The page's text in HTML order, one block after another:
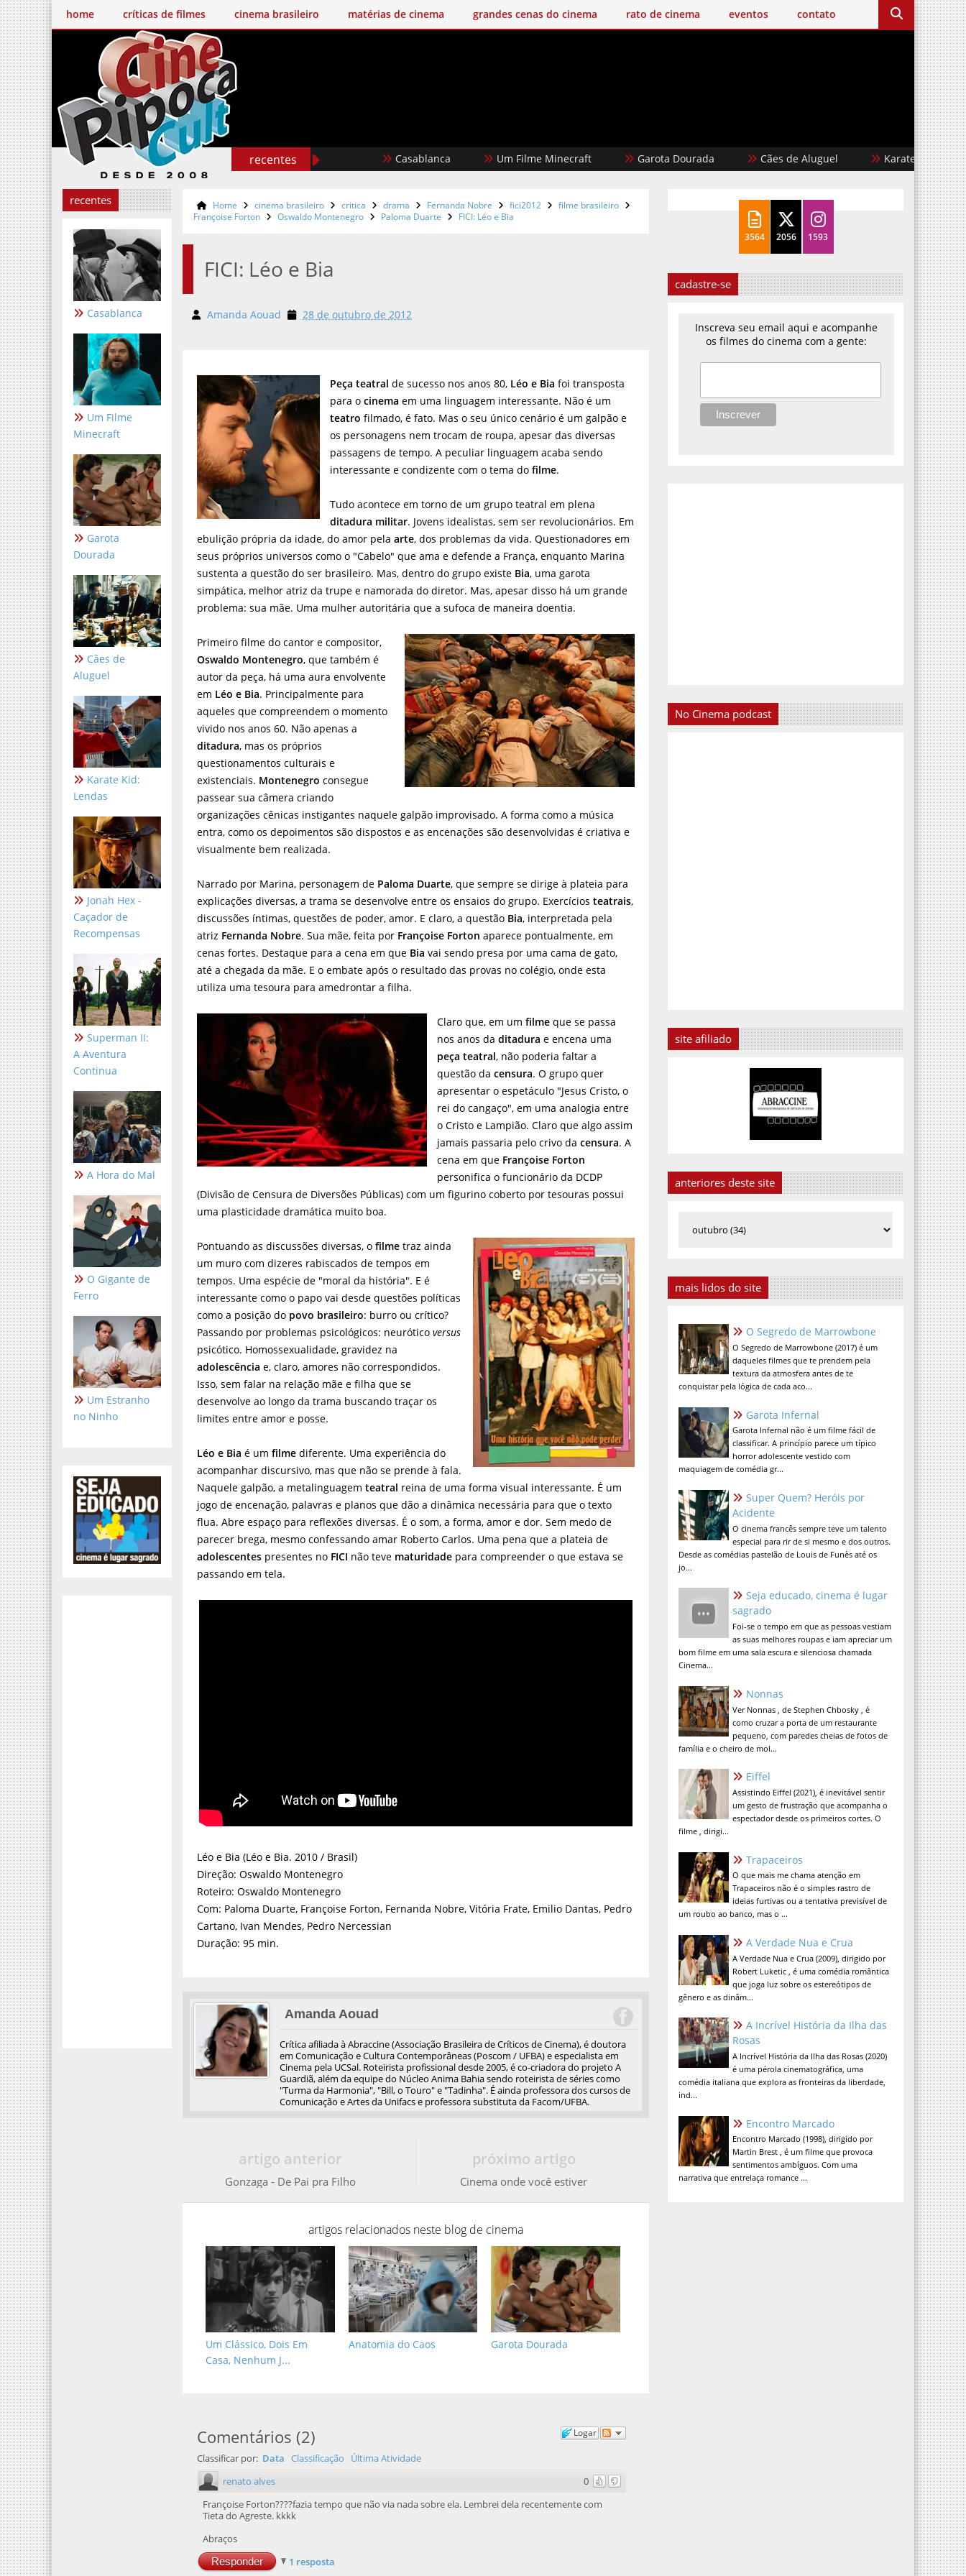
home críticas de filmes cinema brasileiro matérias de cinema grandes cenas do cinema rato de cinema eventos contato
recentes Casablanca Um Filme Minecraft Garota Dourada Cães de Aluguel Karate Kid: Lendas
recentes
Casablanca
Um Filme
Minecraft
Garota
Dourada
Cães de
Aluguel
Karate Kid:
Lendas
Jonah Hex -
Caçador de
Recompensas
Superman II:
A Aventura
Continua
A Hora do Mal
O Gigante de
Ferro
Um Estranho
no Ninho
Home cinema brasileiro critica drama Fernanda Nobre fici2012
filme brasileiro
Françoise Forton
Oswaldo Montenegro Paloma Duarte FICI: Léo e Bia
FICI: Léo e Bia
Amanda Aouad 28 de outubro de 2012
Peça teatral de sucesso nos anos 80, Léo e Bia foi transposta
para ocinema em uma linguagem interessante. Não é um
teatro filmado, é fato. Mas o seu único cenário é um galpão e
os personagens nem trocam de roupa, apesar das diversas
passagens de tempo. A peculiar linguagem acaba sendo
interessante e condizente com o tema dofilme.
Tudo acontece em torno de um grupo teatral em plena
ditadura militar. Jovens idealistas, sem ser revolucionários. Em
ebulição própria da idade, do amor pelaarte, dos problemas da vida. Questionadores em
seus próprios universos como o "Cabelo" que ama e defende a França, enquanto Marina
sustenta a questão do ser brasileiro. Mas, dentro do grupo existe Bia, uma garota
simpática, melhor atriz da trupe e namorada do diretor. Mas, apesar disso há um grande
problema: sua mãe. Uma mulher autoritária que a sufoca de maneira doentia.
Primeiro filme do cantor e compositor,
Oswaldo Montenegro, que também é
autor da peça, há uma aura envolvente
em Léo e Bia. Principalmente para
aqueles que compreendem o momento
vivido nos anos 60. Não apenas a
ditadura, mas os próprios
questionamentos culturais e
existenciais. Montenegro consegue
passear sua câmera criando
organizações cênicas instigantes naquele galpão improvisado. A forma como a música
entra, como os depoimentos são dispostos e as encenações são desenvolvidas é criativa e
visualmente bem realizada.
Narrado por Marina, personagem de Paloma Duarte, que sempre se dirige à plateia para
explicações diversas, a trama se desenvolve entre os ensaios do grupo. Exercíciosteatrais,
discussões íntimas, questões de poder, amor. E claro, a questão Bia, interpretada pela
atriz Fernanda Nobre. Sua mãe, feita por Françoise Forton aparece pontualmente, em
cenas fortes. Destaque para a cena em que Bia vai sendo presa por uma cama de gato,
até a chegada da mãe. E o embate após o resultado das provas no colégio, onde esta
utiliza uma tesoura para amedrontar a filha.
Claro que, em umfilme que se passa
nos anos daditadura e encena uma
peça teatral, não poderia faltar a
questão dacensura. O grupo quer
apresentar o espetáculo "Jesus Cristo, o
rei do cangaço", em uma analogia entre
o Cristo e Lampião. Claro que algo assim
jamais passaria pelo crivo dacensura. A
cena em que Françoise Forton
personifica o funcionário da DCDP
(Divisão de Censura de Diversões Públicas) com um figurino coberto por tesouras possui
uma plasticidade dramática muito boa.
Pontuando as discussões diversas, ofilme traz ainda
um muro com dizeres rabiscados de tempos em
tempos. Uma espécie de "moral da história". E é
interessante como o papo vai desde questões políticas
como a posição do povo brasileiro: burro ou crítico?
Passando por problemas psicológicos: neuróticoversus
psicótico. Homossexualidade, gravidez na
adolescência e, claro, amores não correspondidos.
Isso, sem falar na relação mãe e filha que se
desenvolve ao longo da trama buscando traçar os
limites entre amor e posse.
Léo e Bia é umfilme diferente. Uma experiência do
acompanhar discursivo, mas que não se prende à fala.
Naquele galpão, a metalinguagemteatral reina de uma forma visual interessante. É um
jogo de encenação, palavras e planos que dão a dinâmica necessária para que o texto
flua. Abre espaço para reflexões diversas. É o som, a forma, amor e dor. Sem medo de
parecer brega, mesmo confessando amar Roberto Carlos. Uma pena que a plateia de
adolescentes presentes no FICI não teve maturidade para compreender o que estava se
passando em tela.
Léo e Bia (Léo e Bia. 2010 / Brasil)
Direção: Oswaldo Montenegro
Roteiro: Oswaldo Montenegro
Com: Paloma Duarte, Françoise Forton, Fernanda Nobre, Vitória Frate, Emilio Dantas, Pedro
Cartano, Ivan Mendes, Pedro Nercessian
Duração: 95 min.
Amanda Aouad
Crítica afiliada à Abraccine (Associação Brasileira de Críticos de Cinema), é doutora
em Comunicação e Cultura Contemporâneas (Poscom / UFBA) e especialista em
Cinema pela UCSal. Roteirista profissional desde 2005, é co-criadora do projeto A
Guardiã, além da equipe do Núcleo Anima Bahia sendo roteirista de séries como
"Turma da Harmonia", "Bill, o Touro" e "Tadinha". É ainda professora dos cursos de
Comunicação e Artes da Unifacs e professora substituta da Facom/UFBA.
próximo artigo
Cinema onde você estiver
artigo anterior
Gonzaga - De Pai pra Filho
artigos relacionados neste blog de cinema
Garota Dourada
Anatomia do Caos
Um Clássico, Dois Em
Casa, Nenhum J...
Logar
Comentários (2)
Classificar por: Data Classificação
Última Atividade
0
renato alves
Françoise Forton????fazia tempo que não via nada sobre ela. Lembrei dela recentemente com
Tieta do Agreste. kkkk
Abraços
Responder 1 resposta
3564 2056 1593
cadastre-se
Inscreva seu email aqui e acompanhe
os filmes do cinema com a gente:
No Cinema podcast
site afiliado
anteriores deste site
mais lidos do site
O Segredo de Marrowbone
O Segredo de Marrowbone (2017) é um
daqueles filmes que te prendem pela
textura da atmosfera antes de te
conquistar pela lógica de cada aco...
Garota Infernal
Garota Infernal não é um filme fácil de
classificar. A princípio parece um típico
horror adolescente vestido com
maquiagem de comédia gr...
Super Quem? Heróis por
Acidente
O cinema francês sempre teve um talento
especial para rir de si mesmo e dos outros.
Desde as comédias pastelão de Louis de Funès até os
jo...
Seja educado, cinema é lugar
sagrado
Foi-se o tempo em que as pessoas vestiam
as suas melhores roupas e iam apreciar um
bom filme em uma sala escura e silenciosa chamada
Cinema...
Nonnas
Ver Nonnas , de Stephen Chbosky , é
como cruzar a porta de um restaurante
pequeno, com paredes cheias de fotos de
família e o cheiro de mol...
Eiffel
Assistindo Eiffel (2021), é inevitável sentir
um gesto de frustração que acompanha o
espectador desde os primeiros cortes. O
filme , dirigi...
Trapaceiros
O que mais me chama atenção em
Trapaceiros não é o simples rastro de
ideias furtivas ou a tentativa previsível de
um roubo ao banco, mas o ...
A Verdade Nua e Crua
A Verdade Nua e Crua (2009), dirigido por
Robert Luketic , é uma comédia romântica
que joga luz sobre os estereótipos de
gênero e as dinâm...
A Incrível História da Ilha das
Rosas
A Incrível História da Ilha das Rosas (2020)
é uma pérola cinematográfica, uma
comédia italiana que explora as fronteiras da liberdade,
ind...
Encontro Marcado
Encontro Marcado (1998), dirigido por
Martin Brest , é um filme que provoca
sentimentos ambíguos. Com uma
narrativa que entrelaça romance ...